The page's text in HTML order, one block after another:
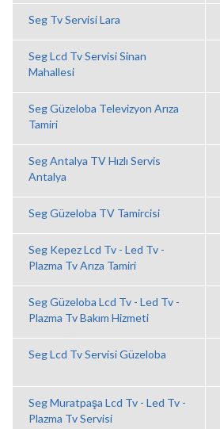
Seg Tv Servisi Lara
Seg Lcd Tv Servisi Sinan
Mahallesi
Seg Güzeloba Televizyon Arıza
Tamiri
Seg Antalya TV Hızlı Servis
Antalya
Seg Güzeloba TV Tamircisi
Seg Kepez Lcd Tv - Led Tv -
Plazma Tv Arıza Tamiri
Seg Güzeloba Lcd Tv - Led Tv -
Plazma Tv Bakım Hizmeti
Seg Lcd Tv Servisi Güzeloba
Seg Muratpaşa Lcd Tv - Led Tv -
Plazma Tv Servisi